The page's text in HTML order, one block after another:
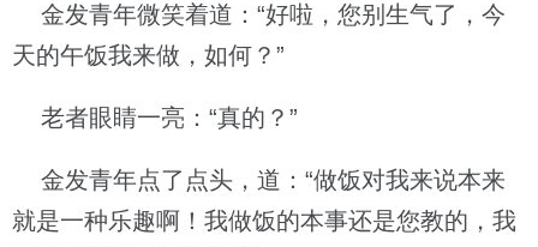
金发青年微笑着道：“好啦，您别生气了，今
天的午饭我来做，如何？”
老者眼睛一亮：“真的？”
金发青年点了点头，道：“做饭对我来说本来
就是一种乐趣啊！我做饭的本事还是您教的，我